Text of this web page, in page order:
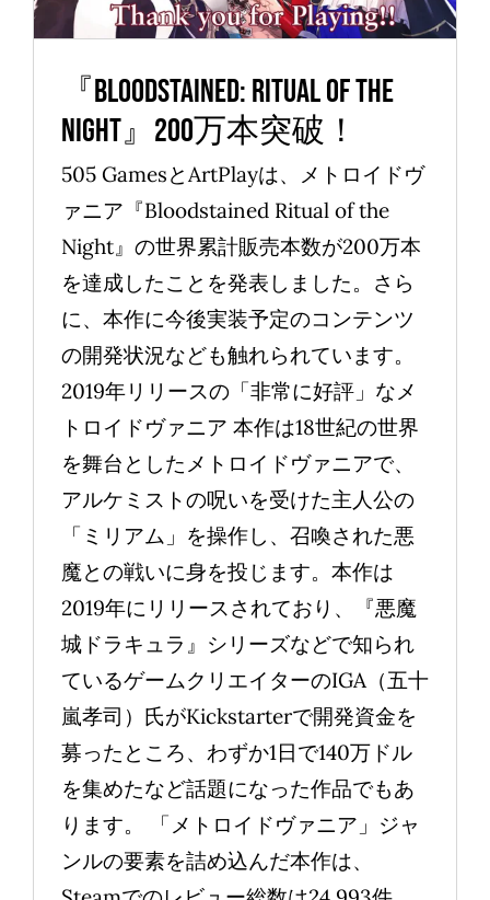
『Bloodstained: Ritual of the
Night』200万本突破！
505 GamesとArtPlayは、メトロイドヴ
ァニア『Bloodstained Ritual of the
Night』の世界累計販売本数が200万本
を達成したことを発表しました。さら
に、本作に今後実装予定のコンテンツ
の開発状況なども触れられています。
2019年リリースの「非常に好評」なメ
トロイドヴァニア 本作は18世紀の世界
を舞台としたメトロイドヴァニアで、
アルケミストの呪いを受けた主人公の
「ミリアム」を操作し、召喚された悪
魔との戦いに身を投じます。本作は
2019年にリリースされており、『悪魔
城ドラキュラ』シリーズなどで知られ
ているゲームクリエイターのIGA（五十
嵐孝司）氏がKickstarterで開発資金を
募ったところ、わずか1日で140万ドル
を集めたなど話題になった作品でもあ
ります。 「メトロイドヴァニア」ジャ
ンルの要素を詰め込んだ本作は、